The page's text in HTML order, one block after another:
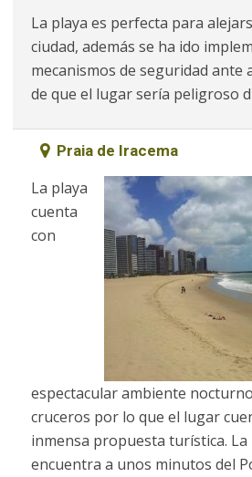
La playa es perfecta para
ciudad, además se ha ido
mecanismos de seguridad ante
de que el lugar sería peligroso
Praia de Iracema
La playa
cuenta
con
espectacular ambiente
cruceros por lo que el lugar
inmensa propuesta turística. La
encuentra a unos minutos del